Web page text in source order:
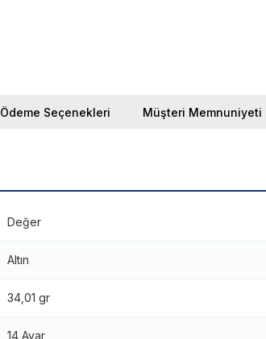
Ödeme Seçenekleri Müşteri Memnuniyeti
Değer
Altın
34,01 gr
14 Ayar